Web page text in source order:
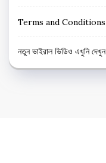
Terms and Conditions
নতুন ভাইরাল ভিডিও এখুনি দেখুন